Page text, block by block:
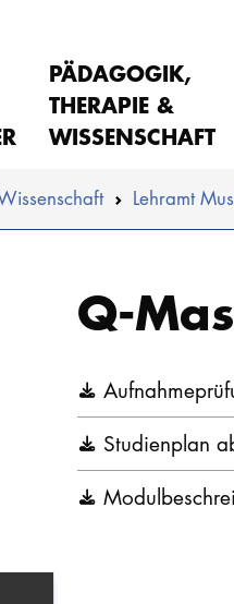
PÄDAGOGIK,
THERAPIE &
WISSENSCHAFT
Lehramt
Q-
Studienplan